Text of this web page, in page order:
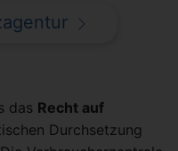
das Recht auf
Durchsetzung